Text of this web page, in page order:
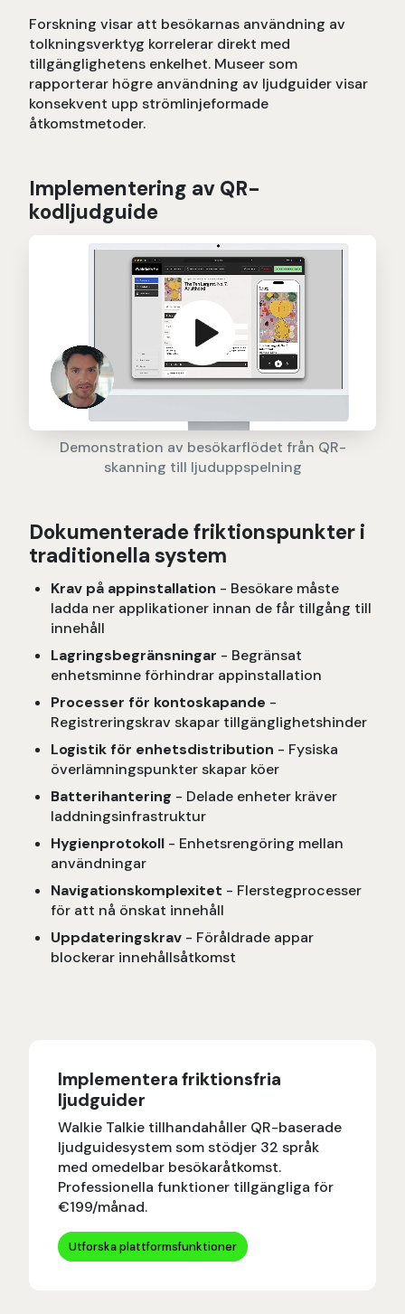
Forskning visar att besökarnas användning av
tolkningsverktyg korrelerar direkt med
tillgänglighetens enkelhet. Museer som
rapporterar högre användning av ljudguider visar
konsekvent upp strömlinjeformade
åtkomstmetoder.
Implementering av QR-
kodljudguide
Demonstration av besökarflödet från QR-
skanning till ljuduppspelning
Dokumenterade friktionspunkter i
traditionella system
Krav på appinstallation - Besökare måste
ladda ner applikationer innan de får tillgång till
innehåll
Lagringsbegränsningar - Begränsat
enhetsminne förhindrar appinstallation
Processer för kontoskapande -
Registreringskrav skapar tillgänglighetshinder
Logistik för enhetsdistribution - Fysiska
överlämningspunkter skapar köer
Batterihantering - Delade enheter kräver
laddningsinfrastruktur
Hygienprotokoll - Enhetsrengöring mellan
användningar
Navigationskomplexitet - Flerstegprocesser
för att nå önskat innehåll
Uppdateringskrav - Föråldrade appar
blockerar innehållsåtkomst
Implementera friktionsfria
ljudguider
Walkie Talkie tillhandahåller QR-baserade
ljudguidesystem som stödjer 32 språk
med omedelbar besökaråtkomst.
Professionella funktioner tillgängliga för
€199/månad.
Utforska plattformsfunktioner